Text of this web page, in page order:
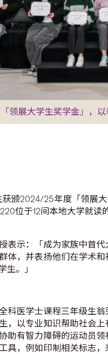
领展大学生奖学金」，
颁2024/25年度「领展
位于12间本地大学就
表示：「成为家族中首
体，并表扬他们在学术
生。」
科医学士课程三年级生
，以专业知识帮助社会
助有智力障碍的运动员
具，例如印制相关标志